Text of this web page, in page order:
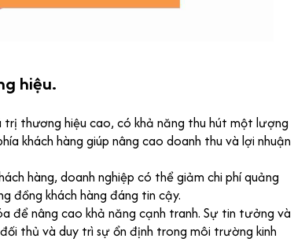
hiệu.
thương hiệu cao, có khả năng thu hút một lượng
khách hàng giúp nâng cao doanh thu và lợi nhuận
hàng, doanh nghiệp có thể giảm chi phí quảng
đồng khách hàng đáng tin cậy.
để nâng cao khả năng cạnh tranh. Sự tin tưởng và
thủ và duy trì sự ổn định trong môi trường kinh